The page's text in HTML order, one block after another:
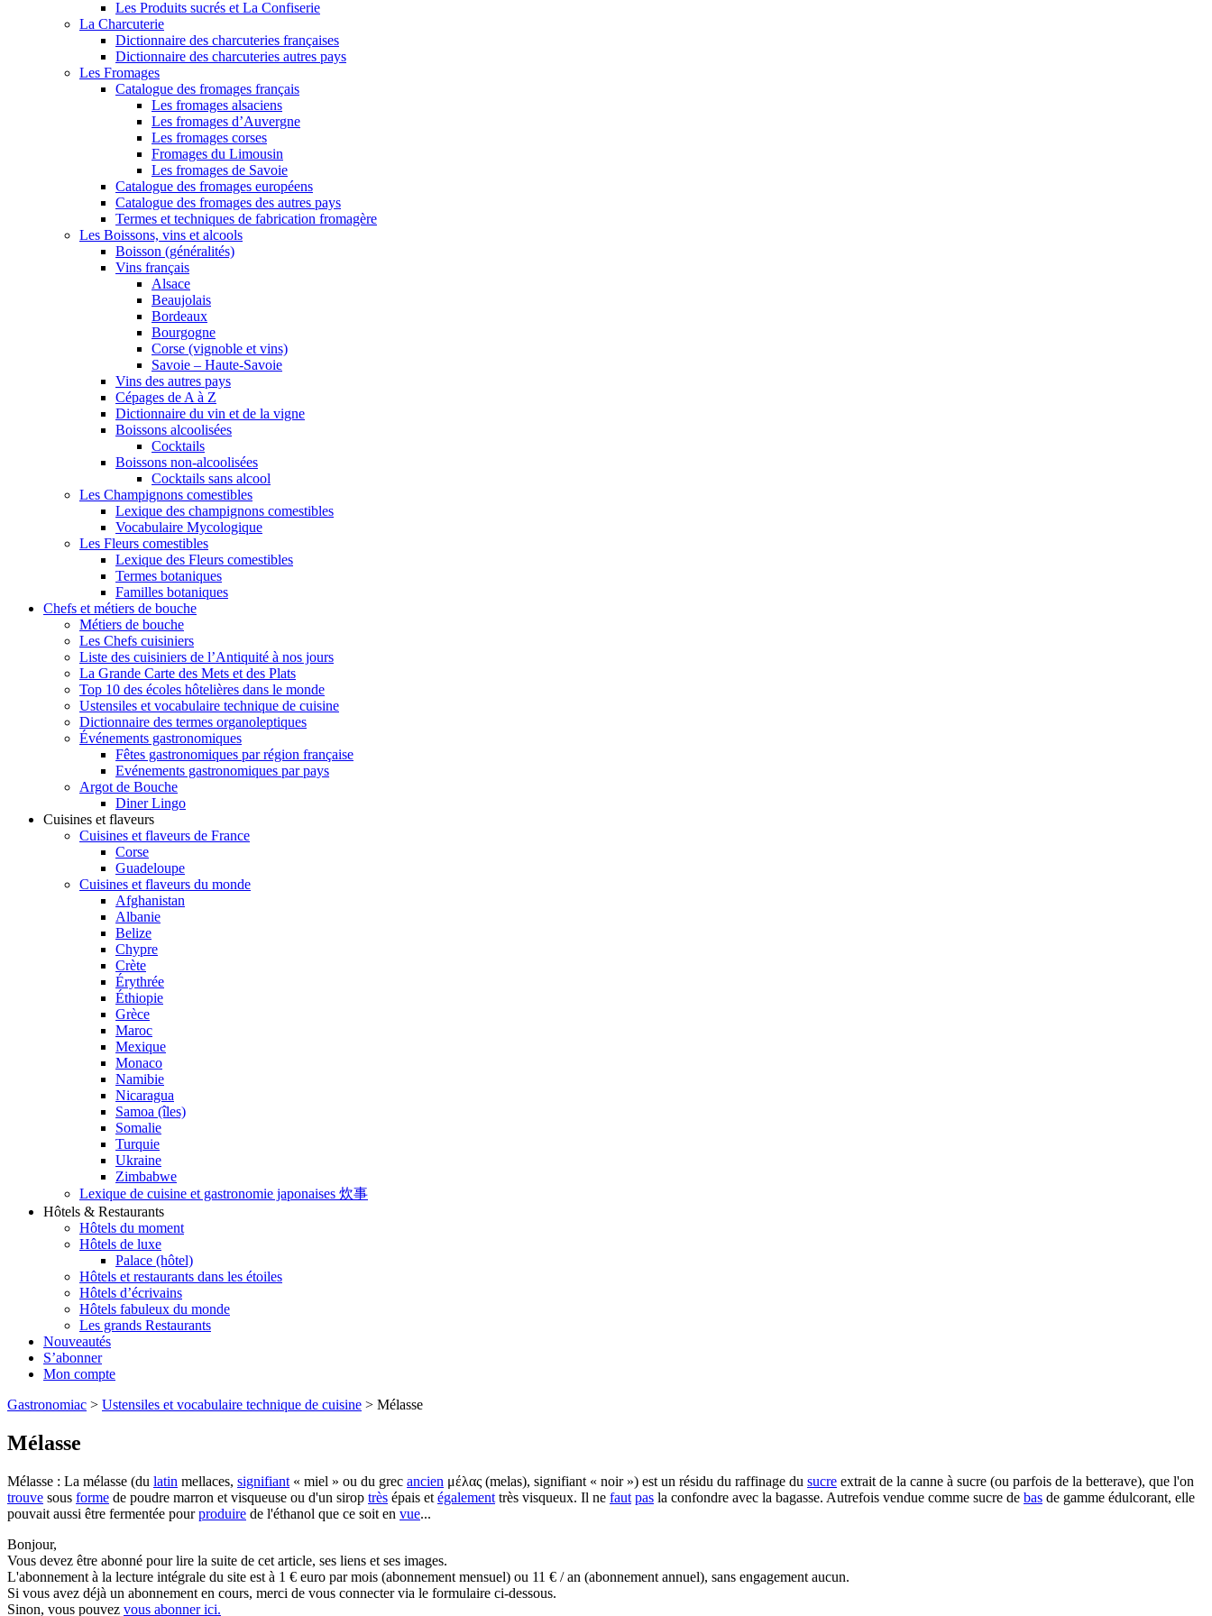
Les Produits sucrés et La Confiserie
La Charcuterie
Dictionnaire des charcuteries françaises
Dictionnaire des charcuteries autres pays
Les Fromages
Catalogue des fromages français
Les fromages alsaciens
Les fromages d’Auvergne
Les fromages corses
Fromages du Limousin
Les fromages de Savoie
Catalogue des fromages européens
Catalogue des fromages des autres pays
Termes et techniques de fabrication fromagère
Les Boissons, vins et alcools
Boisson (généralités)
Vins français
Alsace
Beaujolais
Bordeaux
Bourgogne
Corse (vignoble et vins)
Savoie – Haute-Savoie
Vins des autres pays
Cépages de A à Z
Dictionnaire du vin et de la vigne
Boissons alcoolisées
Cocktails
Boissons non-alcoolisées
Cocktails sans alcool
Les Champignons comestibles
Lexique des champignons comestibles
Vocabulaire Mycologique
Les Fleurs comestibles
Lexique des Fleurs comestibles
Termes botaniques
Familles botaniques
Chefs et métiers de bouche
Métiers de bouche
Les Chefs cuisiniers
Liste des cuisiniers de l’Antiquité à nos jours
La Grande Carte des Mets et des Plats
Top 10 des écoles hôtelières dans le monde
Ustensiles et vocabulaire technique de cuisine
Dictionnaire des termes organoleptiques
Événements gastronomiques
Fêtes gastronomiques par région française
Evénements gastronomiques par pays
Argot de Bouche
Diner Lingo
Cuisines et flaveurs
Cuisines et flaveurs de France
Corse
Guadeloupe
Cuisines et flaveurs du monde
Afghanistan
Albanie
Belize
Chypre
Crète
Érythrée
Éthiopie
Grèce
Maroc
Mexique
Monaco
Namibie
Nicaragua
Samoa (îles)
Somalie
Turquie
Ukraine
Zimbabwe
Lexique de cuisine et gastronomie japonaises 炊事
Hôtels & Restaurants
Hôtels du moment
Hôtels de luxe
Palace (hôtel)
Hôtels et restaurants dans les étoiles
Hôtels d’écrivains
Hôtels fabuleux du monde
Les grands Restaurants
Nouveautés
S’abonner
Mon compte
Gastronomiac > Ustensiles et vocabulaire technique de cuisine > Mélasse
Mélasse
Mélasse : La mélasse (du latin mellaces, signifiant « miel » ou du grec ancien μέλας (melas), signifiant « noir ») est un résidu du raffinage du sucre extrait de la canne à sucre (ou parfois de la betterave), que l'on
trouve sous forme de poudre marron et visqueuse ou d'un sirop très épais et également très visqueux. Il ne faut pas la confondre avec la bagasse. Autrefois vendue comme sucre de bas de gamme édulcorant, elle
pouvait aussi être fermentée pourproduire de l'éthanol que ce soit en vue...
Bonjour,
Vous devez être abonné pour lire la suite de cet article, ses liens et ses images.
L'abonnement à la lecture intégrale du site est à 1 € euro par mois (abonnement mensuel) ou 11 € / an (abonnement annuel), sans engagement aucun.
Si vous avez déjà un abonnement en cours, merci de vous connecter via le formulaire ci-dessous.
Sinon, vous pouvez vous abonner ici.